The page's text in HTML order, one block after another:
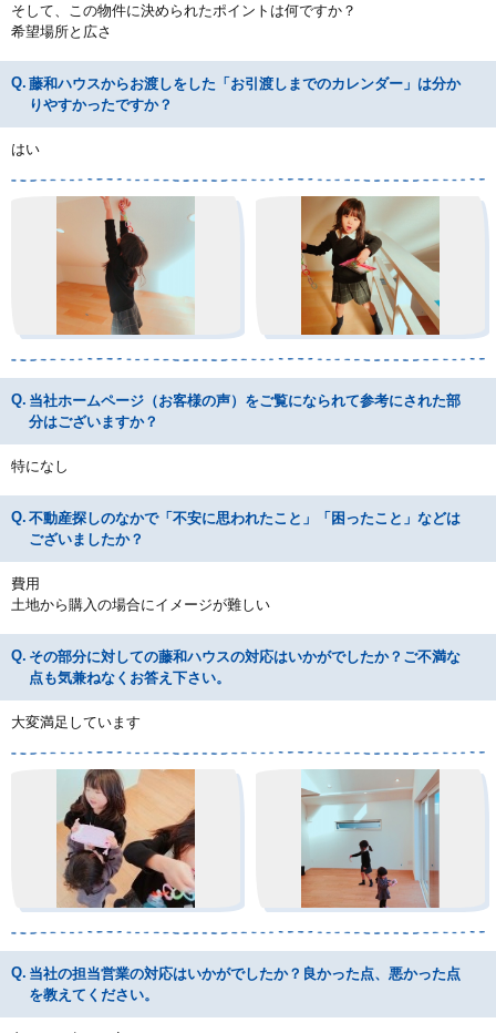
そして、この物件に決められたポイントは何ですか？
希望場所と広さ
藤和ハウスからお渡しをした「お引渡しまでのカレンダー」は分か
りやすかったですか？
はい
当社ホームページ（お客様の声）をご覧になられて参考にされた部
分はございますか？
特になし
不動産探しのなかで「不安に思われたこと」「困ったこと」などは
ございましたか？
費用
土地から購入の場合にイメージが難しい
その部分に対しての藤和ハウスの対応はいかがでしたか？ご不満な
点も気兼ねなくお答え下さい。
大変満足しています
当社の担当営業の対応はいかがでしたか？良かった点、悪かった点
を教えてください。